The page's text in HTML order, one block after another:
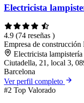
Electricista
4.9 (74 reseñas )
Empresa de construcción
Electricista
Ciutadella, 21, local 3,
Barcelona
Ver perfil completo
#2 Top Valorado